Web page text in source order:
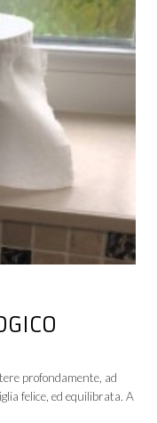
profondamente, ad
felice, ed equilibrata. A